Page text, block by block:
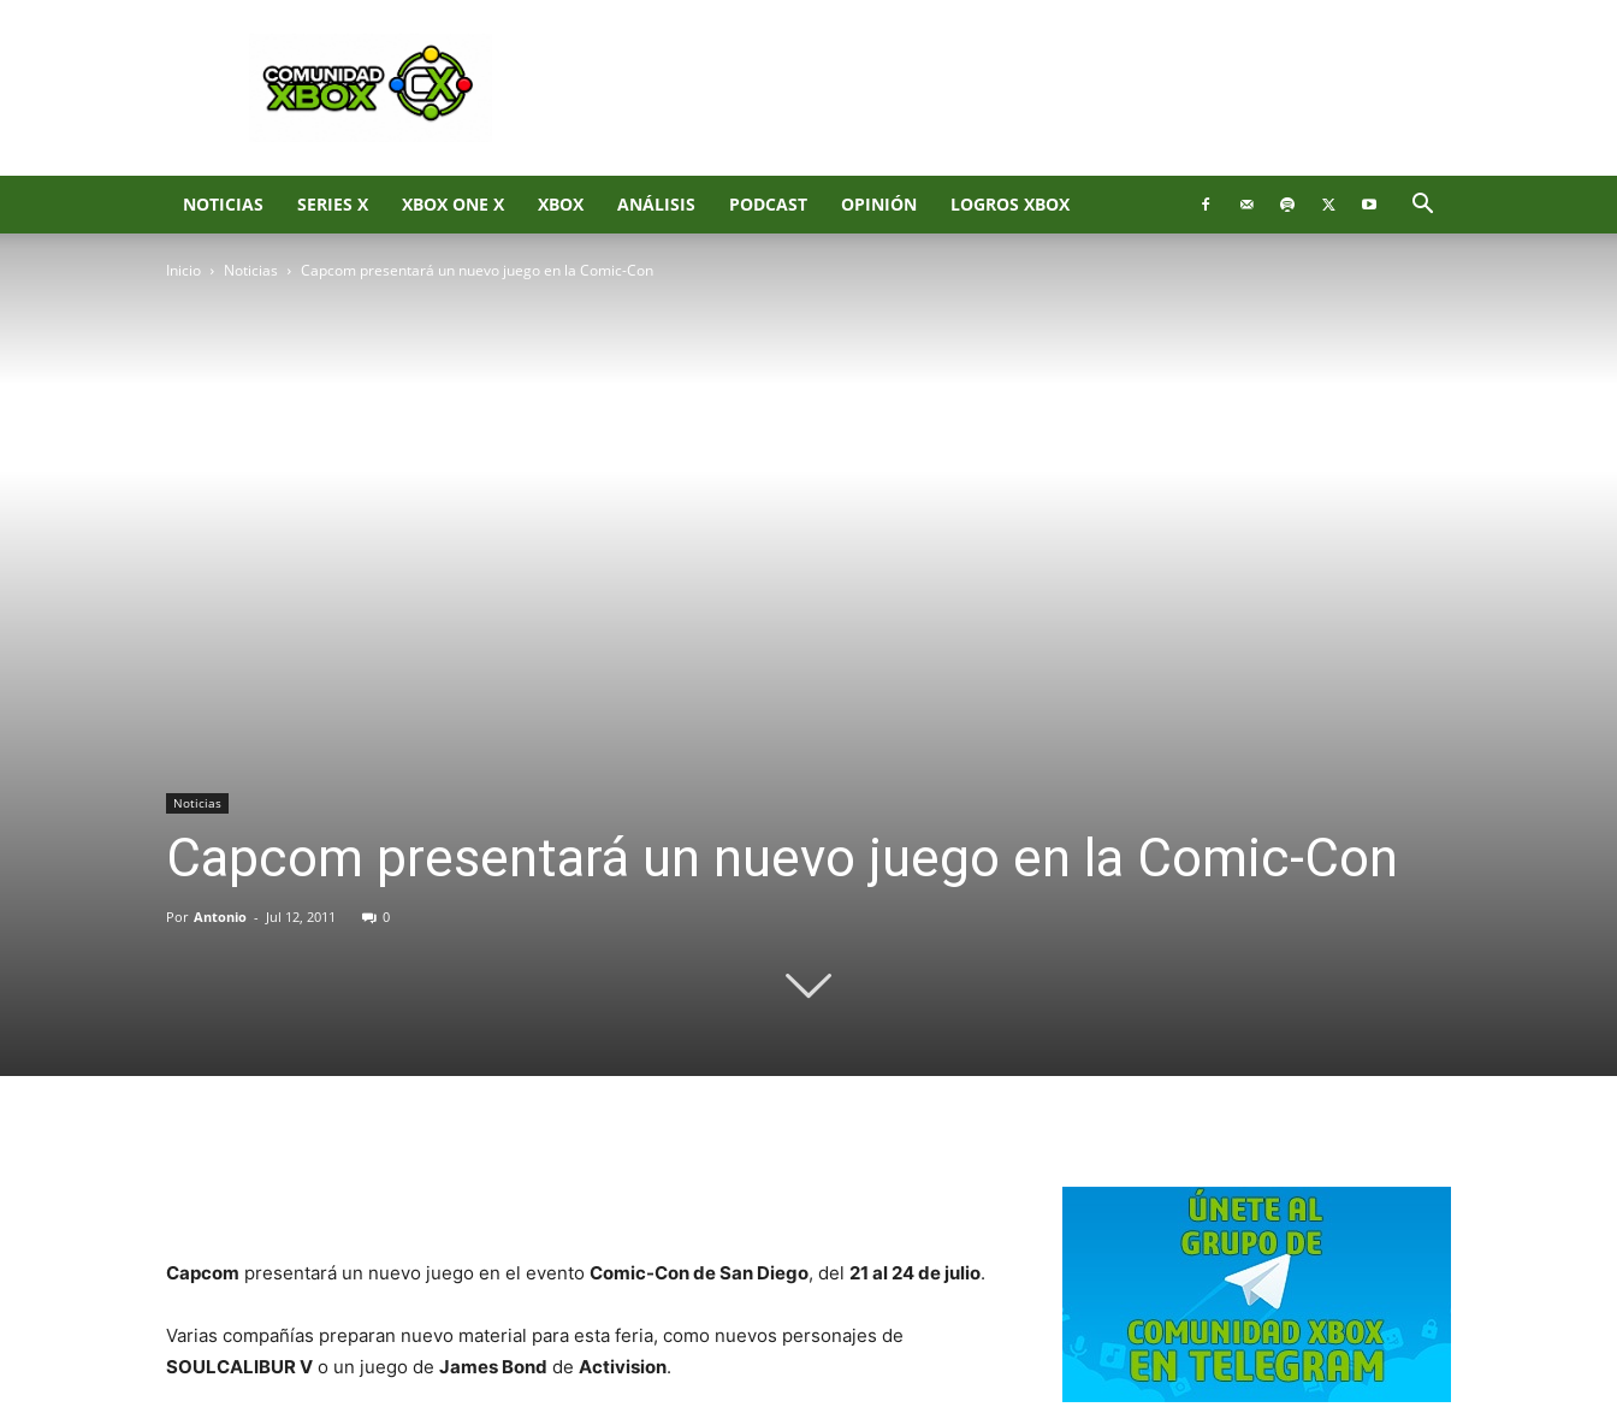
Noticias
de
Xbox
Series
Xbox
One
360
NOTICIAS SERIES X XBOX ONE X XBOX ANÁLISIS PODCAST OPINIÓN LOGROS XBOX
Inicio Noticias Capcom presentará un nuevo juego en la Comic-Con
Noticias
Capcom presentará un nuevo juego en la Comic-Con
Por Antonio - Jul 12, 2011 0
Capcom presentará un nuevo juego en el evento Comic-Con de San Diego, del 21 al 24 de julio.
Varias compañías preparan nuevo material para esta feria, como nuevos personajes de
SOULCALIBUR V o un juego de James Bond de Activision.